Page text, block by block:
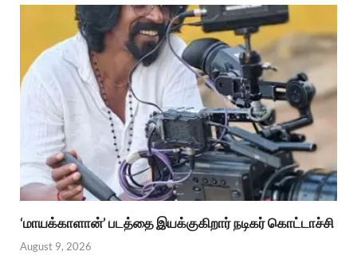
‘மாயக்காளான்’ படத்தை இயக்குகிறார் நடிகர் கொட்டாச்சி
August 9, 2026